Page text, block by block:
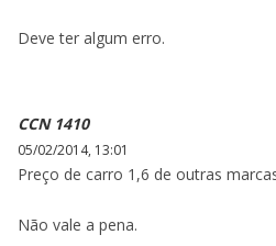
Deve ter algum erro.
CCN 1410
05/02/2014, 13:01
Preço de carro 1,6 de outras
Não vale a pena.